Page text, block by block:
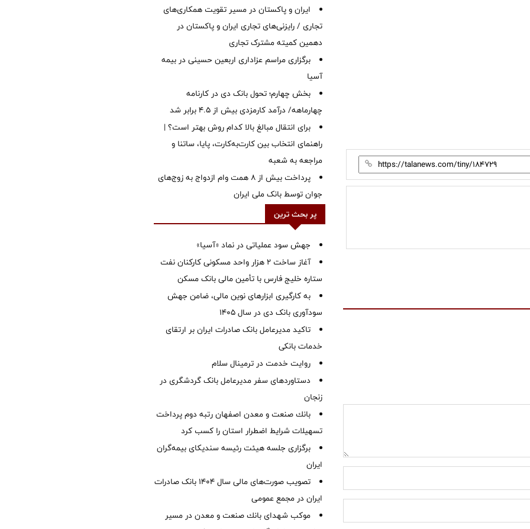
ایران و پاکستان در مسیر تقویت همکاری‌های
تجاری / رایزنی‌های تجاری ایران و پاکستان در
دهمین کمیته مشترک تجاری
برگزاری مراسم عزاداری اربعین حسینی در بیمه
آسیا
بخش چهارم؛ تحول بانک دی در کارنامه
چهارماهه/ درآمد کارمزدی بیش از ۴.۵ برابر شد
برای انتقال مبالغ بالا کدام روش بهتر است؟ |
راهنمای انتخاب بین کارت‌به‌کارت، پایا، ساتنا و
مراجعه به شعبه
پرداخت بیش از ۸ همت وام ازدواج به زوج‌های
جوان توسط بانک ملی ایران
پر بحث ترین
جهش سود عملیاتی در نماد «آسیا»
آغاز ساخت ۲ هزار واحد مسکونی کارکنان نفت
ستاره خلیج فارس با تأمین مالی بانک مسکن
به کارگیری ابزارهای نوین مالی، ضامن جهش
سودآوری بانک دی در سال 1405
تاکید مدیرعامل بانک صادرات ایران بر ارتقای
خدمات بانکی
روایت خدمت در ترمینال سلام
دستاوردهای سفر مدیرعامل بانک گردشگری در
زنجان
بانك صنعت و معدن اصفهان رتبه دوم پرداخت
تسهیلات شرایط اضطرار استان را كسب كرد
برگزاری جلسه هیئت رئیسه سندیکای بیمه‌گران
ایران
تصویب صورت‌های مالی سال ۱۴۰۴ بانک صادرات
ایران در مجمع عمومی
موكب شهدای بانك صنعت و معدن در مسیر